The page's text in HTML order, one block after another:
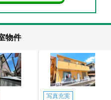
物件
写真充実